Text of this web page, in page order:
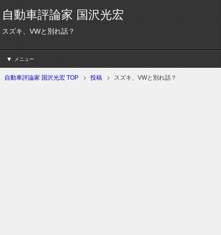
自動車評論家 国沢光宏
スズキ、VWと別れ話？
メニュー
自動車評論家 国沢光宏 TOP 投稿 スズキ、VWと別れ話？